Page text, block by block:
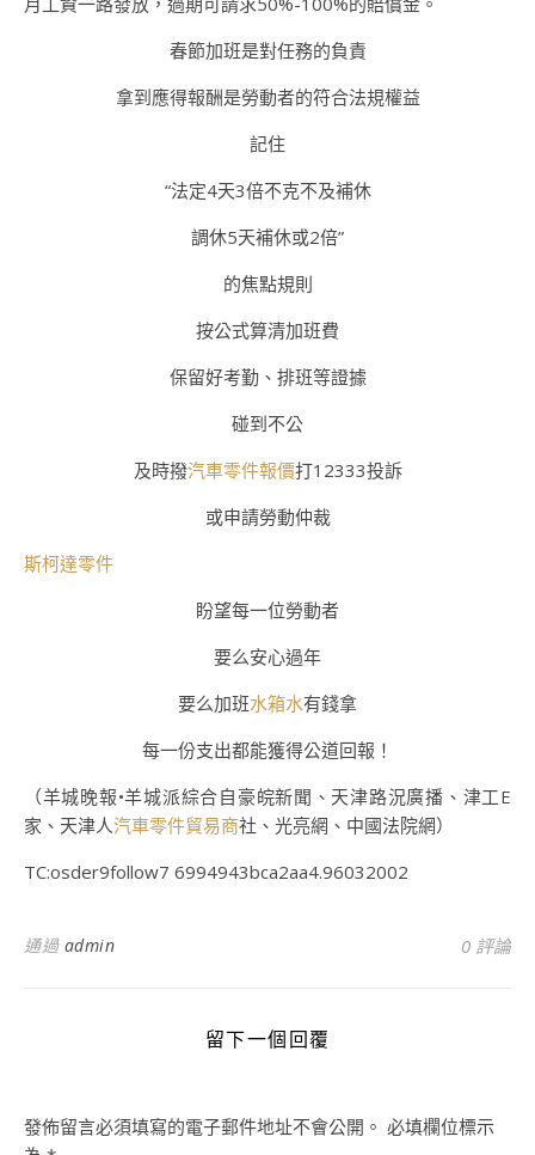
春節加班是對任務的負責
拿到應得報酬是勞動者的符合法規權益
記住
“法定4天3倍不克不及補休
調休5天補休或2倍”
的焦點規則
按公式算清加班費
保留好考勤、排班等證據
碰到不公
及時撥汽車零件報價打12333投訴
或申請勞動仲裁
斯柯達零件
盼望每一位勞動者
要么安心過年
要么加班水箱水有錢拿
每一份支出都能獲得公道回報！
（羊城晚報•羊城派綜合自豪皖新聞、天津路況廣播、津工E
家、天津人汽車零件貿易商社、光亮網、中國法院網）
TC:osder9follow7 6994943bca2aa4.96032002
通過 admin 0 評論
留下一個回覆
發佈留言必須填寫的電子郵件地址不會公開。 必填欄位標示